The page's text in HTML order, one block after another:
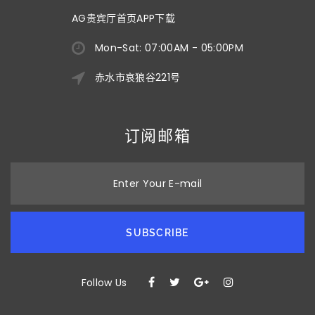
AG贵宾厅首页APP下载
Mon-Sat: 07:00AM - 05:00PM
赤水市哀狼谷221号
订阅邮箱
Enter Your E-mail
SUBSCRIBE
Follow Us